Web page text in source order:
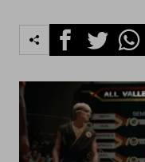
FacebookTwitter